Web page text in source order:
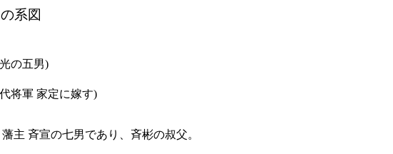
系図
の五男)
将軍 家定に嫁す)
主 斉宣の七男であり、斉彬の叔父。